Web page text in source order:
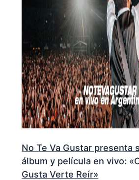
No Te Va Gustar presenta
álbum y película en vivo:
Gusta Verte Reír»